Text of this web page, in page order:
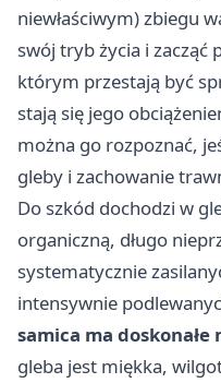
niewłaściwym) zbiegu
swój tryb życia i
którym przestają być
stają się jego
można go rozpoznać,
gleby i zachowanie
Do szkód dochodzi w
organiczną, długo
systematycznie
intensywnie
samica ma doskonałe
gleba jest miękka,